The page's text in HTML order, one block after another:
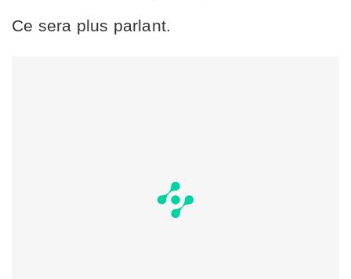
Ce sera plus parlant.